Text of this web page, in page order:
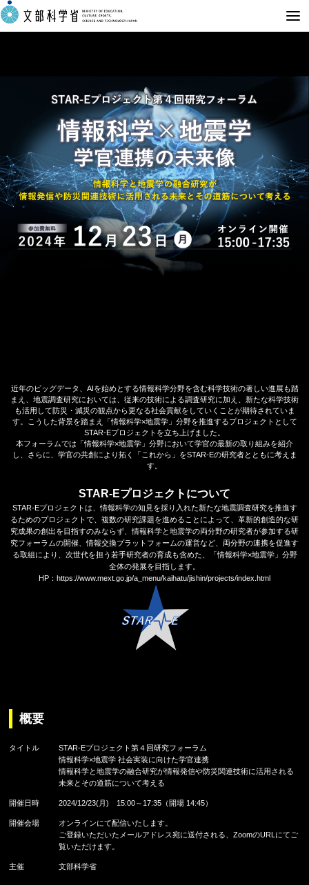
近年のビッグデータ、AIを始めとする情報科学分野を含む科学技術の著しい進展も踏
まえ、地震調査研究においては、従来の技術による調査研究に加え、新たな科学技術
も活用して防災・減災の観点から更なる社会貢献をしていくことが期待されていま
す。こうした背景を踏まえ「情報科学×地震学」分野を推進するプロジェクトとして
STAR-Eプロジェクトを立ち上げました。
本フォーラムでは「情報科学×地震学」分野において学官の最新の取り組みを紹介
し、さらに、学官の共創により拓く「これから」をSTAR-Eの研究者とともに考えま
す。
STAR-Eプロジェクトについて
STAR-Eプロジェクトは、情報科学の知見を採り入れた新たな地震調査研究を推進す
るためのプロジェクトで、複数の研究課題を進めることによって、革新的創造的な研
究成果の創出を目指すのみならず、情報科学と地震学の両分野の研究者が参加する研
究フォーラムの開催、情報交換プラットフォームの運営など、両分野の連携を促進す
る取組により、次世代を担う若手研究者の育成も含めた、「情報科学×地震学」分野
全体の発展を目指します。
HP：https://www.mext.go.jp/a_menu/kaihatu/jishin/projects/index.html
概要
タイトル
STAR-Eプロジェクト第４回研究フォーラム
情報科学×地震学 社会実装に向けた学官連携
情報科学と地震学の融合研究が情報発信や防災関連技術に活用される
未来とその道筋について考える
開催日時 2024/12/23(月) 15:00～17:35（開場 14:45）
開催会場
オンラインにて配信いたします。
ご登録いただいたメールアドレス宛に送付される、ZoomのURLにてご
覧いただけます。
主催 文部科学省